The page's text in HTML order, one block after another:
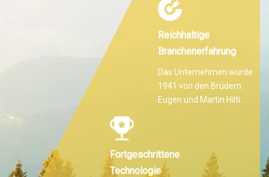
Reichhaltige
Branchenerfahrung
Das Unternehmen wurde
1941 von den Brüdern
Eugen und Martin Hilti
Fortgeschrittene
Technologie